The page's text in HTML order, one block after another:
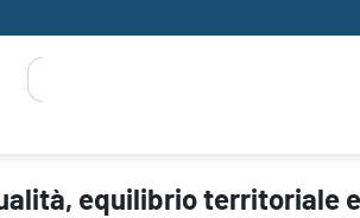
turistici - PRESS REGIONE
equilibrio territoriale